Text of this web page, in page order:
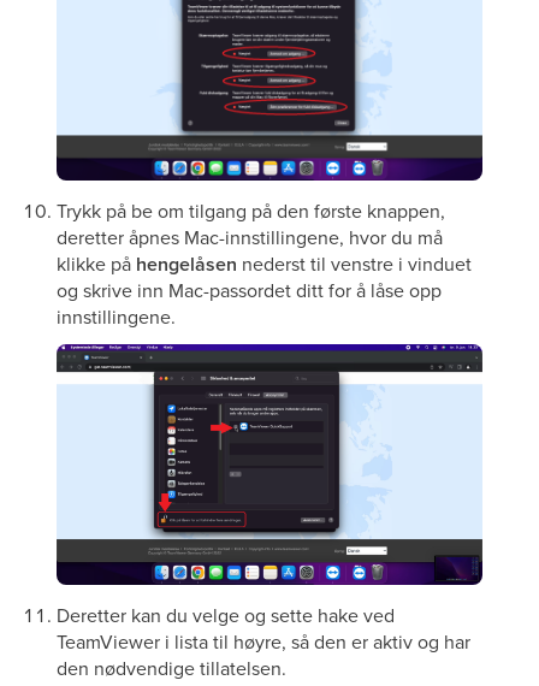
Trykk på be om tilgang på den første knappen,
deretter åpnes Mac-innstillingene, hvor du må
klikke på hengelåsen nederst til venstre i vinduet
og skrive inn Mac-passordet ditt for å låse opp
innstillingene.
Deretter kan du velge og sette hake ved
TeamViewer i lista til høyre, så den er aktiv og har
den nødvendige tillatelsen.